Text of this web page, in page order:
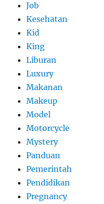
Job
Kesehatan
Kid
King
Liburan
Luxury
Makanan
Makeup
Model
Motorcycle
Mystery
Panduan
Pemerintah
Pendidikan
Pregnancy